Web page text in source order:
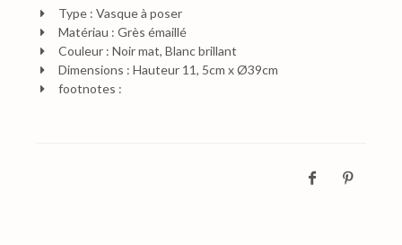
Type : Vasque à poser
Matériau : Grès émaillé
Couleur : Noir mat, Blanc brillant
Dimensions : Hauteur 11, 5cm x Ø39cm
footnotes :